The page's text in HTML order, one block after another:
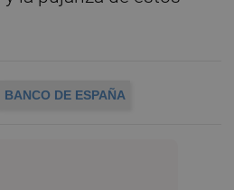
BANCO DE ESPAÑA